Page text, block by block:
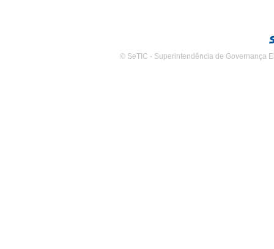
© SeTIC - Superintendência de Governança